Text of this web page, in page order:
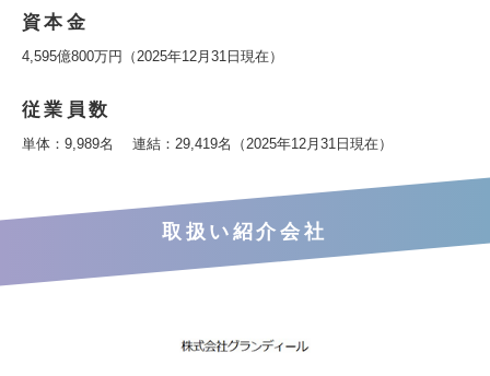
資本金
4,595億800万円（2025年12月31日現在）
従業員数
単体：9,989名 連結：29,419名（2025年12月31日現在）
取扱い紹介会社